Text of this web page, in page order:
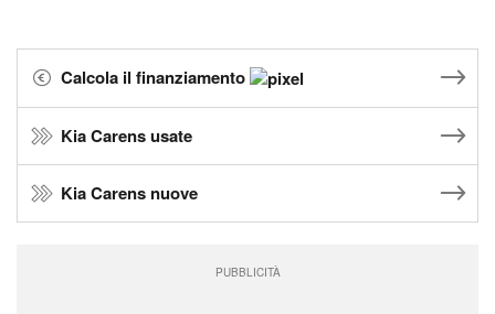
Calcola il finanziamento
Kia Carens usate
Kia Carens nuove
PUBBLICITÀ